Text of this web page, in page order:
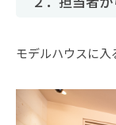
モデルハウスに入